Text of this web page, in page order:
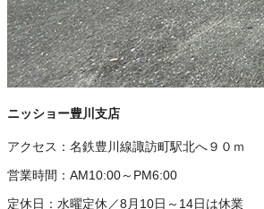
ニッショー豊川支店
アクセス： 名鉄豊川線諏訪町駅北へ９０ｍ
営業時間： AM10:00～PM6:00
定休日： 水曜定休／8月10日～14日は休業